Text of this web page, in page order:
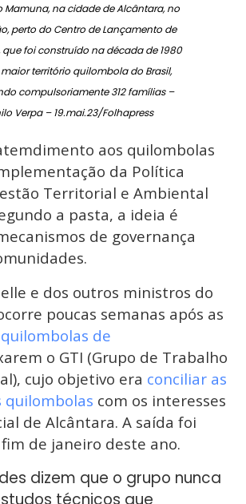
Mamuna, na cidade de Alcântara, no
perto do Centro de Lançamento de
foi construído na década de 1980
território quilombola do Brasil,
compulsoriamente 312 famílias –
Verpa – 19.mai.23/Folhapress
aos quilombolas
da Política
Territorial e Ambiental
a pasta, a ideia é
de governança
e dos outros ministros do
poucas semanas após as
quilombolas de
o GTI (Grupo de Trabalho
cujo objetivo era conciliar as
quilombolas com os interesses
de Alcântara. A saída foi
de janeiro deste ano.
dizem que o grupo nunca
técnicos que